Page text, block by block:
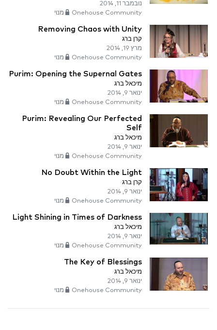
נובמבר 11, 2014
Onehouse Community מנוי
Removing Chaos with Unity
קרן ברג
מרץ 19, 2014
Onehouse Community מנוי
Purim: Opening the Supernal Gates
מיכאל ברג
ינואר 9, 2014
Onehouse Community מנוי
Purim: Revealing Our Perfected
Self
מיכאל ברג
ינואר 9, 2014
Onehouse Community מנוי
No Doubt Within the Light
קרן ברג
ינואר 9, 2014
Onehouse Community מנוי
Light Shining in Times of Darkness
מיכאל ברג
ינואר 9, 2014
Onehouse Community מנוי
The Key of Blessings
מיכאל ברג
ינואר 9, 2014
Onehouse Community מנוי